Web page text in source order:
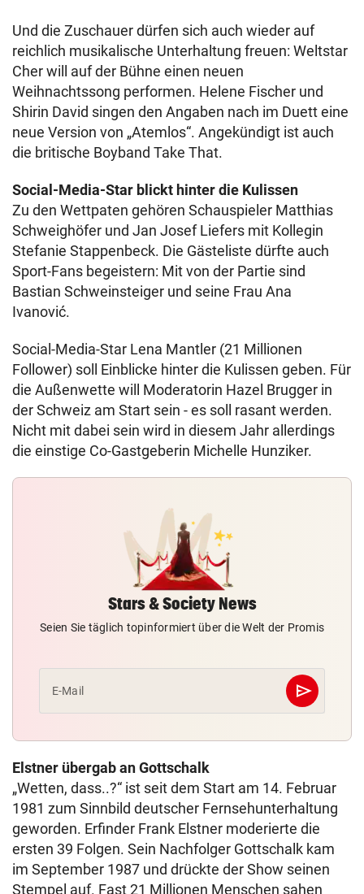
Und die Zuschauer dürfen sich auch wieder auf
reichlich musikalische Unterhaltung freuen: Weltstar
Cher will auf der Bühne einen neuen
Weihnachtssong performen. Helene Fischer und
Shirin David singen den Angaben nach im Duett eine
neue Version von „Atemlos“. Angekündigt ist auch
die britische Boyband Take That.
Social-Media-Star blickt hinter die Kulissen
Zu den Wettpaten gehören Schauspieler Matthias
Schweighöfer und Jan Josef Liefers mit Kollegin
Stefanie Stappenbeck. Die Gästeliste dürfte auch
Sport-Fans begeistern: Mit von der Partie sind
Bastian Schweinsteiger und seine Frau Ana
Ivanović.
Social-Media-Star Lena Mantler (21 Millionen
Follower) soll Einblicke hinter die Kulissen geben. Für
die Außenwette will Moderatorin Hazel Brugger in
der Schweiz am Start sein - es soll rasant werden.
Nicht mit dabei sein wird in diesem Jahr allerdings
die einstige Co-Gastgeberin Michelle Hunziker.
Stars & Society News
Seien Sie täglich topinformiert über die Welt der Promis
E-Mail send
Abschicken
Elstner übergab an Gottschalk
„Wetten, dass..?“ ist seit dem Start am 14. Februar
1981 zum Sinnbild deutscher Fernsehunterhaltung
geworden. Erfinder Frank Elstner moderierte die
ersten 39 Folgen. Sein Nachfolger Gottschalk kam
im September 1987 und drückte der Show seinen
Stempel auf. Fast 21 Millionen Menschen sahen